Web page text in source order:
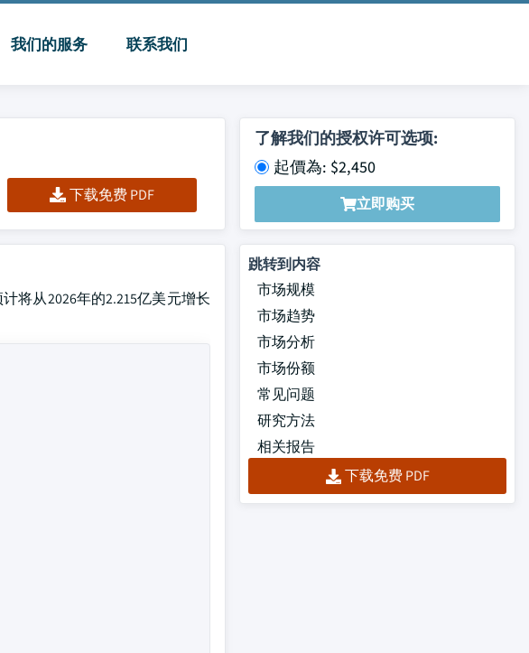
我们的服务 联系我们
下载免费 PDF
了解我们的授权许可选项:
起價為: $2,450
立即购买
将从2026年的2.215亿美元增长
跳转到内容
市场规模
市场趋势
市场分析
市场份额
常见问题
研究方法
相关报告
下载免费 PDF